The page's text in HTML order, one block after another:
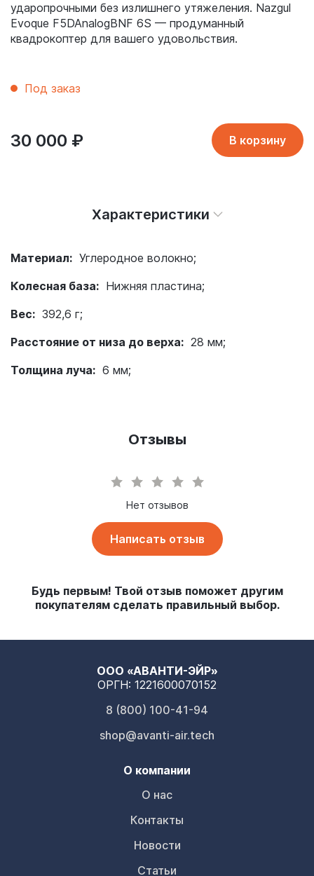
ударопрочными без излишнего утяжеления. Nazgul
Evoque F5DAnalogBNF 6S — продуманный
квадрокоптер для вашего удовольствия.
Под заказ
30 000 ₽ В корзину
Характеристики
Материал: Углеродное волокно;
Колесная база: Нижняя пластина;
Вес: 392,6 г;
Расстояние от низа до верха: 28 мм;
Толщина луча: 6 мм;
Полётный контроллер: SucceX-E Mini F7;
SucceX Mini 45A BLHeli32;
XING-E Pro 2207 (6S) бесколлекторные;
Видеопередатчик:
FULLSEND 6S 1300 мАч 130C LiPo XT60;
Отзывы
Нет отзывов
Написать отзыв
Будь первым! Твой отзыв поможет другим
покупателям сделать правильный выбор.
ООО «АВАНТИ-ЭЙР»
ОРГН: 1221600070152
8 (800) 100-41-94
shop@avanti-air.tech
О компании
О нас
Контакты
Новости
Статьи